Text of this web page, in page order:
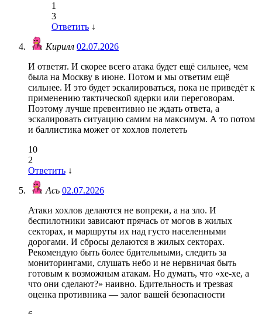
1
3
Ответить ↓
Кирилл 02.07.2026
И ответят. И скорее всего атака будет ещё сильнее, чем
была на Москву в июне. Потом и мы ответим ещё
сильнее. И это будет эскалироваться, пока не приведёт к
применению тактической ядерки или переговорам.
Поэтому лучше превентивно не ждать ответа, а
эскалировать ситуацию самим на максимум. А то потом
и баллистика может от хохлов полететь
10
2
Ответить ↓
Ась 02.07.2026
Атаки хохлов делаются не вопреки, а на зло. И
беспилотники зависают прячась от могов в жилых
секторах, и маршруты их над густо населенными
дорогами. И сбросы делаются в жилых секторах.
Рекомендую быть более бдительными, следить за
мониторингами, слушать небо и не нервничая быть
готовым к возможным атакам. Но думать, что «хе-хе, а
что они сделают?» наивно. Бдительность и трезвая
оценка противника — залог вашей безопасности